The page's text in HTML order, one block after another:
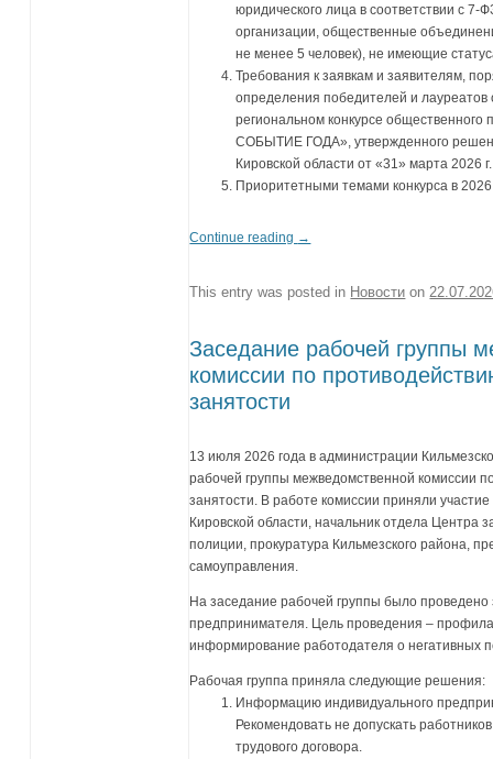
юридического лица в соответствии с
организации, общественные
не менее 5 человек), не имеющие
Требования к заявкам и заявителям,
определения победителей и
региональном конкурсе
СОБЫТИЕ ГОДА», утвержденного
Кировской области от «31» марта 2026 г.
Приоритетными темами конкурса в 2026
Continue reading →
This entry was posted in Новости on
Заседание рабочей группы
комиссии по
занятости
13 июля 2026 года в администрации
рабочей группы межведомственной комиссии
занятости. В работе комиссии приняли
Кировской области, начальник отдела Центра
полиции, прокуратура Кильмезского района,
самоуправления.
На заседание рабочей группы было
предпринимателя. Цель проведения –
информирование работодателя о негативных
Рабочая группа приняла следующие решения:
Информацию индивидуального
Рекомендовать не допускать
трудового договора.